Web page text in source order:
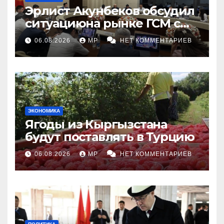
Эрлист Акунбеков обсудил
ситуациюна рынке ГСМ с
топливными компаниями
06.08.2026 MP НЕТ КОММЕНТАРИЕВ
ЭКОНОМИКА
Ягоды из Кыргызстана
будут поставлять в Турцию
06.08.2026 MP НЕТ КОММЕНТАРИЕВ